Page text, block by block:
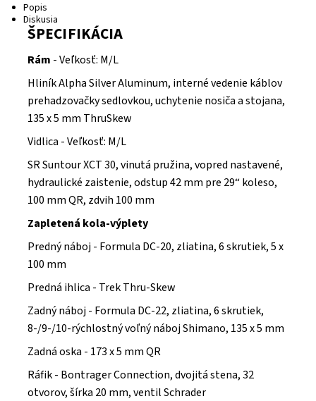
Popis
Diskusia
ŠPECIFIKÁCIA
Rám - Veľkosť: M/L
Hliník Alpha Silver Aluminum, interné vedenie káblov
prehadzovačky sedlovkou, uchytenie nosiča a stojana,
135 x 5 mm ThruSkew
Vidlica - Veľkosť: M/L
SR Suntour XCT 30, vinutá pružina, vopred nastavené,
hydraulické zaistenie, odstup 42 mm pre 29“ koleso,
100 mm QR, zdvih 100 mm
Zapletená kola-výplety
Predný náboj - Formula DC-20, zliatina, 6 skrutiek, 5 x
100 mm
Predná ihlica - Trek Thru-Skew
Zadný náboj - Formula DC-22, zliatina, 6 skrutiek,
8-/9-/10-rýchlostný voľný náboj Shimano, 135 x 5 mm
Zadná oska - 173 x 5 mm QR
Ráfik - Bontrager Connection, dvojitá stena, 32
otvorov, šírka 20 mm, ventil Schrader